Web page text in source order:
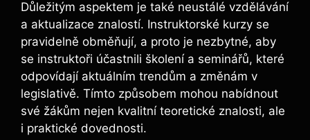
Důležitým aspektem je také neustálé vzdělávání
a aktualizace znalostí. Instruktorské kurzy se
pravidelně obměňují, a proto je nezbytné, aby
se instruktoři účastnili školení a seminářů, které
odpovídají aktuálním trendům a změnám v
legislativě. Tímto způsobem mohou nabídnout
své žákům nejen kvalitní teoretické znalosti, ale
i praktické dovednosti.